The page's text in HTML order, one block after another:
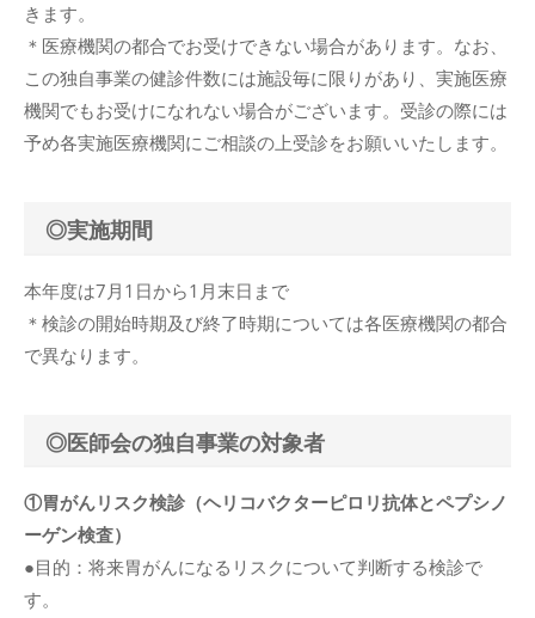
きます。
＊医療機関の都合でお受けできない場合があります。なお、
この独自事業の健診件数には施設毎に限りがあり、実施医療
機関でもお受けになれない場合がございます。受診の際には
予め各実施医療機関にご相談の上受診をお願いいたします。
◎実施期間
本年度は7月1日から1月末日まで
＊検診の開始時期及び終了時期については各医療機関の都合
で異なります。
◎医師会の独自事業の対象者
①胃がんリスク検診（ヘリコバクターピロリ抗体とペプシノ
ーゲン検査）
●目的：将来胃がんになるリスクについて判断する検診で
す。